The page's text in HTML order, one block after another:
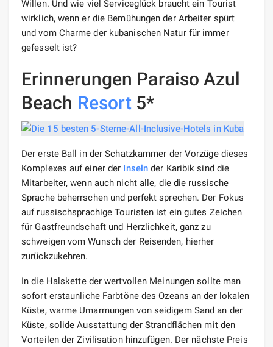
Willen. Und wie viel Serviceglück braucht ein Tourist
wirklich, wenn er die Bemühungen der Arbeiter spürt
und vom Charme der kubanischen Natur für immer
gefesselt ist?
Erinnerungen Paraiso Azul
Beach Resort 5*
Der erste Ball in der Schatzkammer der Vorzüge dieses
Komplexes auf einer der Inseln der Karibik sind die
Mitarbeiter, wenn auch nicht alle, die die russische
Sprache beherrschen und perfekt sprechen. Der Fokus
auf russischsprachige Touristen ist ein gutes Zeichen
für Gastfreundschaft und Herzlichkeit, ganz zu
schweigen vom Wunsch der Reisenden, hierher
zurückzukehren.
In die Halskette der wertvollen Meinungen sollte man
sofort erstaunliche Farbtöne des Ozeans an der lokalen
Küste, warme Umarmungen von seidigem Sand an der
Küste, solide Ausstattung der Strandflächen mit den
Vorteilen der Zivilisation hinzufügen. Der nächste Preis